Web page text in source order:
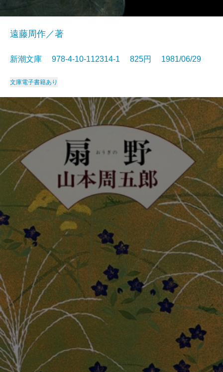
遠藤周作／著
新潮文庫 978-4-10-112314-1 825円 1981/06/29
文庫電子書籍あり